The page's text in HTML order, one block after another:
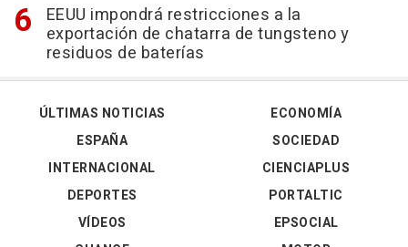
EEUU impondrá restricciones a la
exportación de chatarra de tungsteno y
residuos de baterías
ÚLTIMAS NOTICIAS
ESPAÑA
INTERNACIONAL
DEPORTES
VÍDEOS
ECONOMÍA
SOCIEDAD
CIENCIAPLUS
PORTALTIC
EPSOCIAL